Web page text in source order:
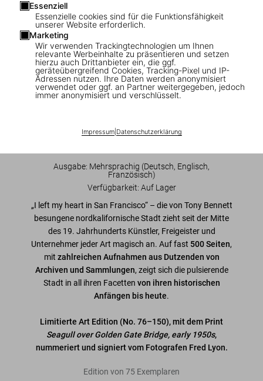
Essenziell
Essenzielle cookies sind für die Funktionsfähigkeit
unserer Website erforderlich.
Marketing
Wir verwenden Trackingtechnologien um Ihnen
relevante Werbeinhalte zu präsentieren und setzen
hierzu auch Drittanbieter ein, die ggf.
geräteübergreifend Cookies, Tracking-Pixel und IP-
Adressen nutzen. Ihre Daten werden anonymisiert
verwendet oder ggf. an Partner weitergegeben, jedoch
immer anonymisiert und verschlüsselt.
Impressum| Datenschutzerklärung
San Francisco. Portrait of a City, Art
Edition No. 76–150 'Seagull over Golden
Gate Bridge, early 1950s'
Ausgabe: Mehrsprachig (Deutsch, Englisch,
Französisch)
Verfügbarkeit: Auf Lager
„I left my heart in San Francisco“ – die von Tony Bennett
besungene nordkalifornische Stadt zieht seit der Mitte
des 19. Jahrhunderts Künstler, Freigeister und
Unternehmer jeder Art magisch an. Auf fast 500 Seiten,
mit zahlreichen Aufnahmen aus Dutzenden von
Archiven und Sammlungen, zeigt sich die pulsierende
Stadt in all ihren Facetten von ihren historischen
Anfängen bis heute.
Limitierte Art Edition (No. 76–150), mit dem Print
Seagull over Golden Gate Bridge, early 1950s,
nummeriert und signiert vom Fotografen Fred Lyon.
Edition von 75 Exemplaren